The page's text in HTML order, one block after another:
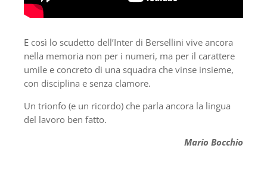
E così lo scudetto dell’Inter di Bersellini vive ancora
nella memoria non per i numeri, ma per il carattere
umile e concreto di una squadra che vinse insieme,
con disciplina e senza clamore.
Un trionfo (e un ricordo) che parla ancora la lingua
del lavoro ben fatto.
Mario Bocchio